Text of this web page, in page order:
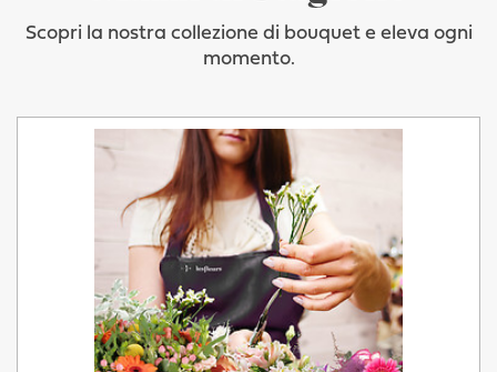
Scopri la nostra collezione di bouquet e eleva ogni
momento.